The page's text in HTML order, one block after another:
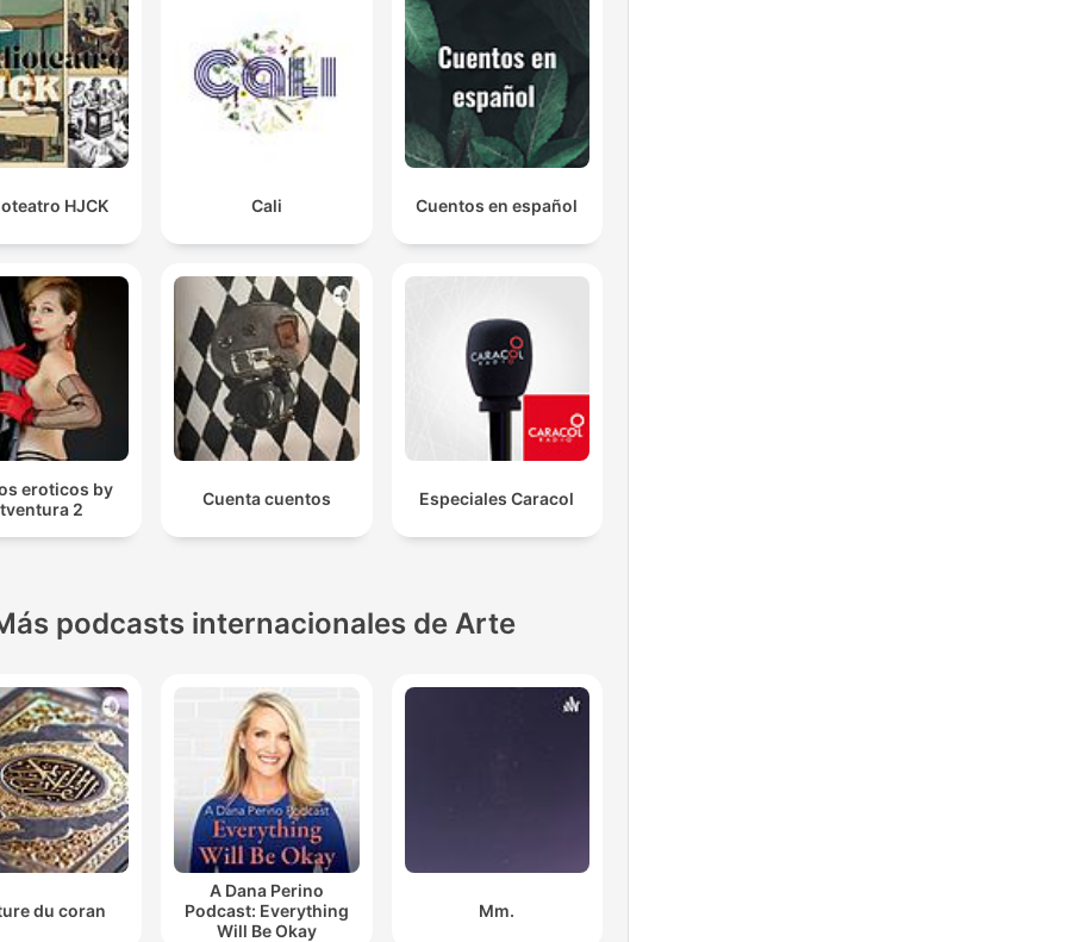
HJCK Cali Cuentos en español
eroticos by
2
Cuenta cuentos Especiales Caracol
podcasts internacionales de Arte
du coran
A Dana Perino
Podcast: Everything
Will Be Okay
Mm.